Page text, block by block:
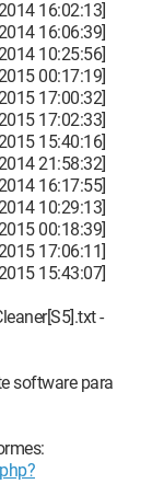
16:02:13]
16:06:39]
10:25:56]
00:17:19]
17:00:32]
17:02:33]
15:40:16]
21:58:32]
16:17:55]
10:29:13]
00:18:39]
17:06:11]
15:43:07]
-
software para